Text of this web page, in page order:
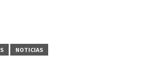
NOTICIAS